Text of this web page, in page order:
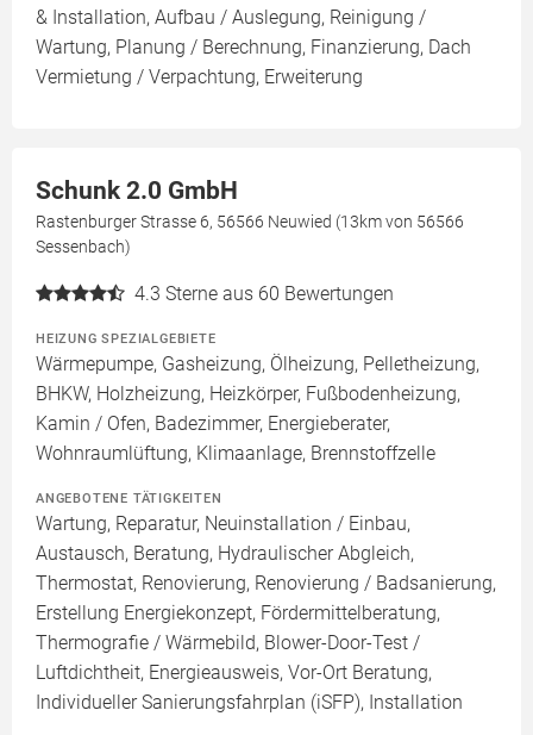
& Installation, Aufbau / Auslegung, Reinigung /
Wartung, Planung / Berechnung, Finanzierung, Dach
Vermietung / Verpachtung, Erweiterung
Schunk 2.0 GmbH
Rastenburger Strasse 6, 56566 Neuwied (13km von 56566
Sessenbach)
4.3 Sterne aus 60 Bewertungen
HEIZUNG SPEZIALGEBIETE
Wärmepumpe, Gasheizung, Ölheizung, Pelletheizung,
BHKW, Holzheizung, Heizkörper, Fußbodenheizung,
Kamin / Ofen, Badezimmer, Energieberater,
Wohnraumlüftung, Klimaanlage, Brennstoffzelle
ANGEBOTENE TÄTIGKEITEN
Wartung, Reparatur, Neuinstallation / Einbau,
Austausch, Beratung, Hydraulischer Abgleich,
Thermostat, Renovierung, Renovierung / Badsanierung,
Erstellung Energiekonzept, Fördermittelberatung,
Thermografie / Wärmebild, Blower-Door-Test /
Luftdichtheit, Energieausweis, Vor-Ort Beratung,
Individueller Sanierungsfahrplan (iSFP), Installation